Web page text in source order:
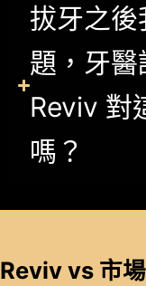
拔牙之後
題，牙醫
Reviv 對
嗎？
Reviv vs 市